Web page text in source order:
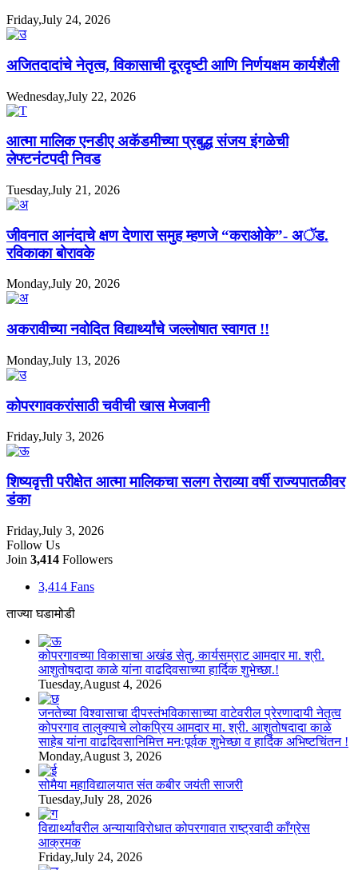
Friday,July 24, 2026
अजितदादांचे नेतृत्व, विकासाची दूरदृष्टी आणि निर्णयक्षम कार्यशैली
Wednesday,July 22, 2026
आत्मा मालिक एनडीए अकॅडमीच्या प्रबुद्ध संजय इंगळेची
लेफ्टनंटपदी निवड
Tuesday,July 21, 2026
जीवनात आनंदाचे क्षण देणारा समुह म्हणजे “कराओके”- अॅड.
रविकाका बोरावके
Monday,July 20, 2026
अकरावीच्या नवोदित विद्यार्थ्यांचे जल्लोषात स्वागत !!
Monday,July 13, 2026
कोपरगावकरांसाठी चवीची खास मेजवानी
Friday,July 3, 2026
शिष्यवृत्ती परीक्षेत आत्मा मालिकचा सलग तेराव्या वर्षी राज्यपातळीवर
डंका
Friday,July 3, 2026
Follow Us
Join 3,414 Followers
3,414 Fans
ताज्या घडामोडी
कोपरगावच्या विकासाचा अखंड सेतु, कार्यसम्राट आमदार मा. श्री.
आशुतोषदादा काळे यांना वाढदिवसाच्या हार्दिक शुभेच्छा.!
Tuesday,August 4, 2026
जनतेच्या विश्वासाचा दीपस्तंभविकासाच्या वाटेवरील प्रेरणादायी नेतृत्व
कोपरगाव तालुक्याचे लोकप्रिय आमदार मा. श्री. आशुतोषदादा काळे
साहेब यांना वाढदिवसानिमित्त मनःपूर्वक शुभेच्छा व हार्दिक अभिष्टचिंतन !
Monday,August 3, 2026
सोमैया महाविद्यालयात संत कबीर जयंती साजरी
Tuesday,July 28, 2026
विद्यार्थ्यांवरील अन्यायाविरोधात कोपरगावात राष्ट्रवादी काँग्रेस
आक्रमक
Friday,July 24, 2026